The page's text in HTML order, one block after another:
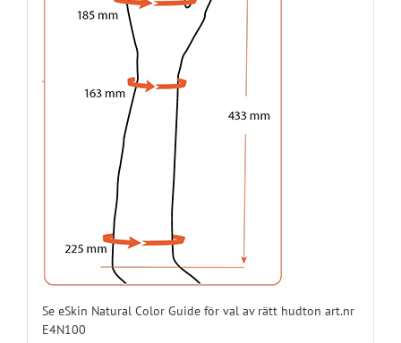
E45N08L14
E45N08L15
E45N08L16
E45N08L17
E45N08L18
Se eSkin Natural Color Guide för val av rätt hudton art.nr
E4N100